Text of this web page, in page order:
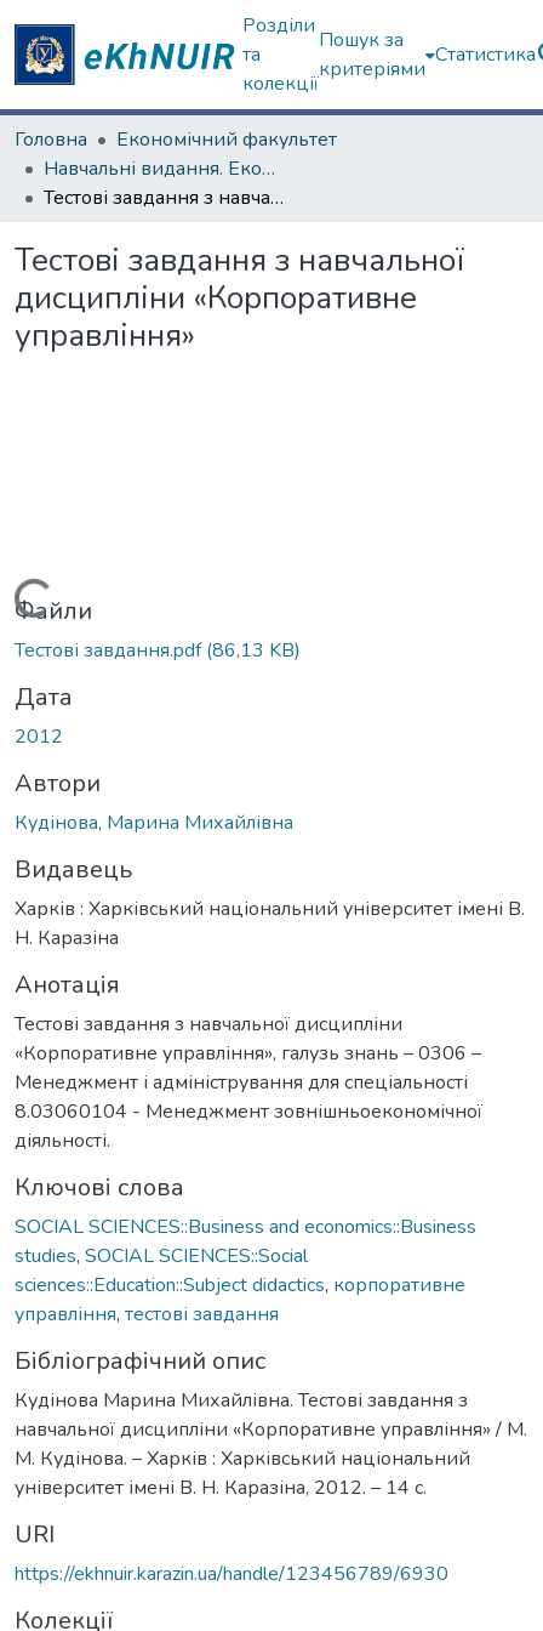
Розділи
та
колекції
Пошук за
критеріями
Статистика
Головна
Економічний факультет
Навчальні видання. Економічний факультет
Тестові завдання з навчальної дисципліни «Корпоративне управління»
Тестові завдання з навчальної
дисципліни «Корпоративне
управління»
Вантажиться...
Файли
Тестові завдання.pdf(86,13 KB)
Дата
2012
Автори
Кудінова, Марина Михайлівна
Видавець
Харків : Харківський національний університет імені В.
Н. Каразіна
Анотація
Тестові завдання з навчальної дисципліни
«Корпоративне управління», галузь знань – 0306 –
Менеджмент і адміністрування для спеціальності
8.03060104 - Менеджмент зовнішньоекономічної
діяльності.
Ключові слова
SOCIAL SCIENCES::Business and economics::Business
studies, SOCIAL SCIENCES::Social
sciences::Education::Subject didactics, корпоративне
управління, тестові завдання
Бібліографічний опис
Кудінова Марина Михайлівна. Тестові завдання з
навчальної дисципліни «Корпоративне управління» / М.
М. Кудінова. – Харків : Харківський національний
університет імені В. Н. Каразіна, 2012. – 14 с.
URI
https://ekhnuir.karazin.ua/handle/123456789/6930
Колекції